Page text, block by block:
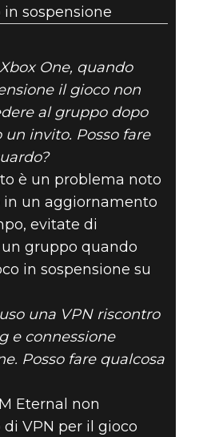
sospensione
One, quando
il gioco non
al gruppo dopo
invito. Posso fare
è un problema noto
in un aggiornamento
evitate di
gruppo quando
in sospensione su
una VPN riscontro
e connessione
Posso fare qualcosa
Eternal non
VPN per il gioco